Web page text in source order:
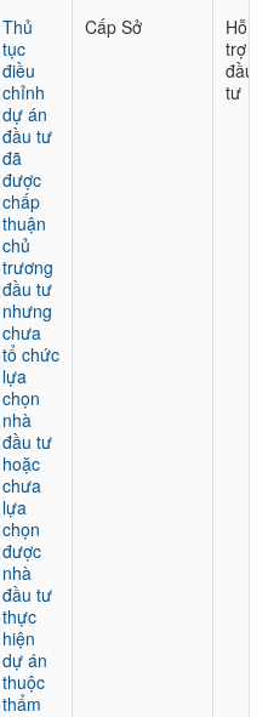
Thủ
tục
điều
chỉnh
dự án
đầu tư
đã
được
chấp
thuận
chủ
trương
đầu tư
nhưng
chưa
tổ chức
lựa
chọn
nhà
đầu tư
hoặc
chưa
lựa
chọn
được
nhà
đầu tư
thực
hiện
dự án
thuộc
thẩm
Cấp Sở
Hỗ
trợ
đầu
tư